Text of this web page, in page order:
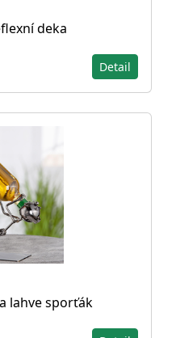
deka
Detail
lahve sporťák